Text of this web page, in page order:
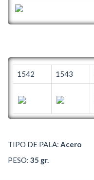
1542 1543
TIPO DE PALA: Acero
PESO: 35 gr.